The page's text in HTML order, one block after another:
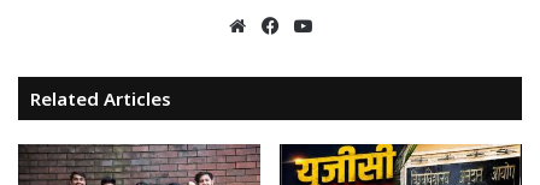
WebsiteFacebook
Related Articles